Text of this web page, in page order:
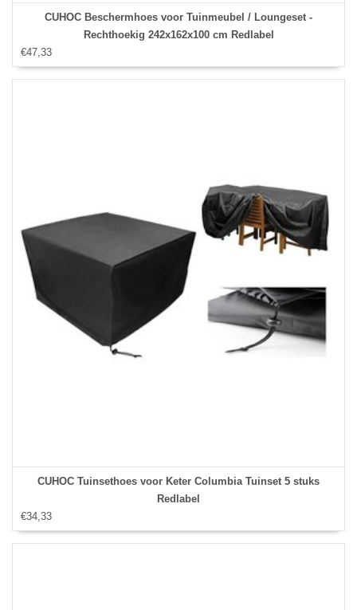
CUHOC Beschermhoes voor Tuinmeubel / Loungeset -
Rechthoekig 242x162x100 cm Redlabel
€47,33
CUHOC Tuinsethoes voor Keter Columbia Tuinset 5 stuks
Redlabel
€34,33